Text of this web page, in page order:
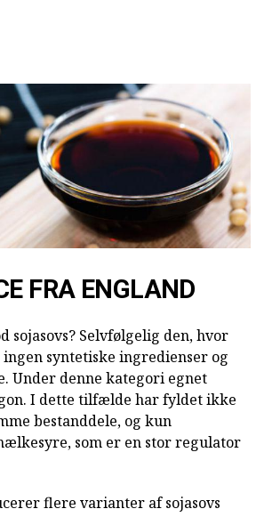
FRA ENGLAND
sojasovs? Selvfølgelig den, hvor
syntetiske ingredienser og
Under denne kategori egnet
I dette tilfælde har fyldet ikke
bestanddele, og kun
som er en stor regulator
flere varianter af sojasovs